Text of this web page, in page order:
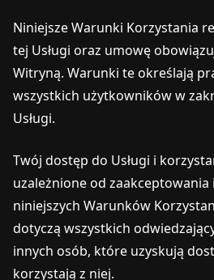
Niniejsze Warunki Korzystania
tej Usługi oraz umowę
Witryną. Warunki te określają
wszystkich użytkowników w
Usługi.
Twój dostęp do Usługi i
uzależnione od
niniejszych Warunków
dotyczą wszystkich
innych osób, które uzyskują
korzystają z niej.